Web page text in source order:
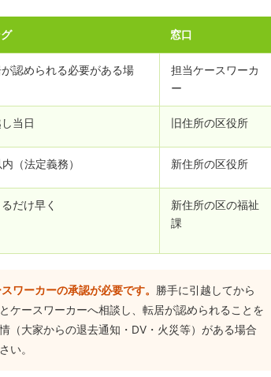
窓口
認められる必要がある場
担当ケースワーカ
ー
当日 旧住所の区役所
（法定義務） 新住所の区役所
だけ早く
新住所の区の福祉
課
ワーカーの承認が必要です。 勝手に引越してから
ケースワーカーへ相談し、転居が認められることを
（大家からの退去通知・DV・火災等）がある場合
い。